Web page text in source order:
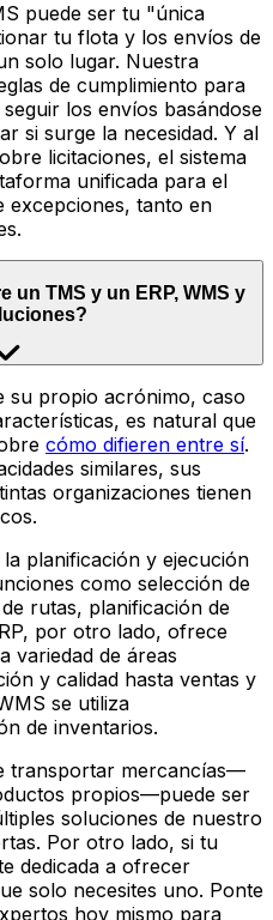
puede ser tu "única
tu flota y los envíos de
solo lugar. Nuestra
de cumplimiento para
los envíos basándose
si surge la necesidad. Y al
licitaciones, el sistema
unificada para el
excepciones, tanto en
un TMS y un ERP, WMS y
su propio acrónimo, caso
es natural que
cómo difieren entre sí.
similares, sus
organizaciones tienen
planificación y ejecución
como selección de
rutas, planificación de
por otro lado, ofrece
variedad de áreas
y calidad hasta ventas y
se utiliza
de inventarios.
transportar mercancías—
propios—puede ser
soluciones de nuestro
Por otro lado, si tu
dedicada a ofrecer
solo necesites uno. Ponte
hoy mismo para